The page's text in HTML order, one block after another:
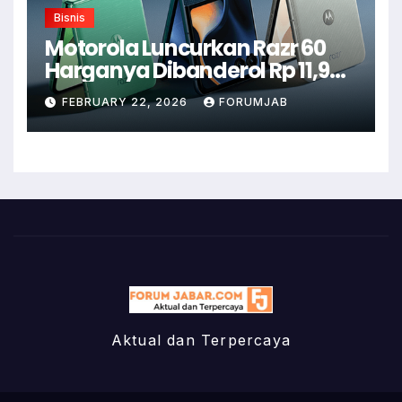
Bisnis
Motorola Luncurkan Razr 60
Harganya Dibanderol Rp 11,9
Juta
FEBRUARY 22, 2026 FORUMJAB
Aktual dan Terpercaya